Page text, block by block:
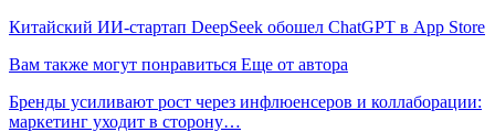
Китайский ИИ-стартап DeepSeek обошел ChatGPT в App Store
Вам также могут понравиться Еще от автора
Бренды усиливают рост через инфлюенсеров и коллаборации:
маркетинг уходит в сторону…